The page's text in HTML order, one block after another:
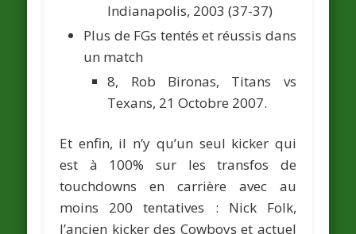
Indianapolis, 2003 (37-37)
Plus de FGs tentés et réussis dans
un match
8, Rob Bironas, Titans vs
Texans, 21 Octobre 2007.
Et enfin, il n’y qu’un seul kicker qui
est à 100% sur les transfos de
touchdowns en carrière avec au
moins 200 tentatives : Nick Folk,
l’ancien kicker des Cowboys et actuel